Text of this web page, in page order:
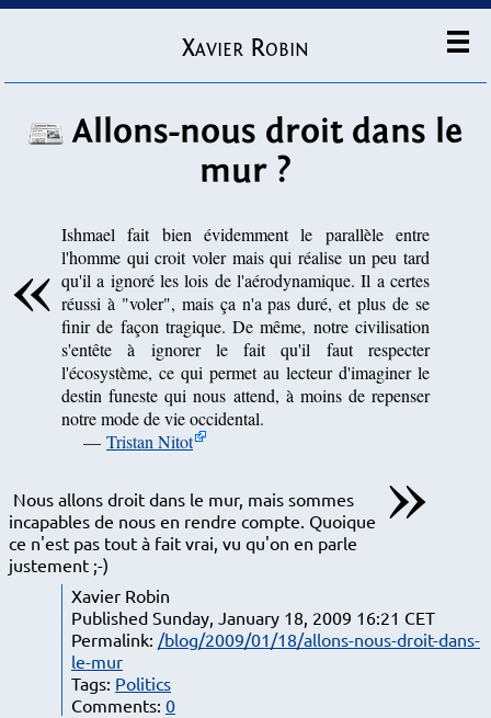
Xavier Robin
Allons-nous droit dans le
mur ?
Ishmael fait bien évidemment le parallèle entre
l'homme qui croit voler mais qui réalise un peu tard
qu'il a ignoré les lois de l'aérodynamique. Il a certes
réussi à "voler", mais ça n'a pas duré, et plus de se
finir de façon tragique. De même, notre civilisation
s'entête à ignorer le fait qu'il faut respecter
l'écosystème, ce qui permet au lecteur d'imaginer le
destin funeste qui nous attend, à moins de repenser
notre mode de vie occidental.
— Tristan Nitot
Nous allons droit dans le mur, mais sommes
incapables de nous en rendre compte. Quoique
ce n'est pas tout à fait vrai, vu qu'on en parle
justement ;-)
Xavier Robin
Published Sunday, January 18, 2009 16:21 CET
Permalink: /blog/2009/01/18/allons-nous-droit-dans-
le-mur
Tags: Politics
Comments: 0